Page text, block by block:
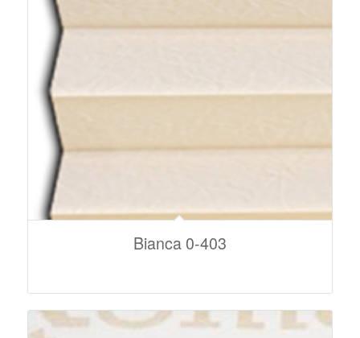
Bianca 0-403